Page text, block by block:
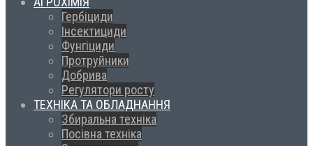
Гербіциди
Інсектициди
Фунгіциди
Протруйники
Добрива
Регулятори росту
ТЕХНІКА ТА ОБЛАДНАННЯ
Збиральна техніка
Посівна техніка